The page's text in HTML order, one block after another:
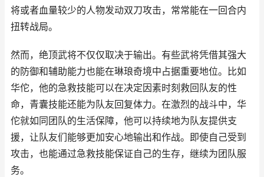
将或者血量较少的人物发动双刀攻击，常常能在一回合内
扭转战局。
然而，绝顶武将不仅仅取决于输出。有些武将凭借其强大
的防御和辅助能力也能在琳琅奇境中占据重要地位。比如
华佗，他的急救技能可以在决定因素时刻救回队友的性
命，青囊技能还能为队友回复体力。在激烈的战斗中，华
佗就如同团队的生活保障，他可以持续地为队友提供支
援，让队友们能够更加安心地输出和作战。即使自己受到
攻击，也能通过急救技能保证自己的生存，继续为团队服
务。